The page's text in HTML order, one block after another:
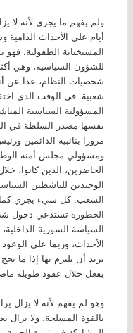
ولم يفهم ما يجري لأنه لا
أيام على الأحداث الدامية
المستخباية الطفولية.
للشؤون السياسية، وهي
شخصيات النظام، عدا عن
شعبية. في الوقت الذي
المسؤولية السياسية
نفسها مصدر السلطة في
مرورا بنائبيه الدائمين
ومسؤولي مجلس أمنه
الحاضرين، الذين كانوا،
الوحيدين للناشطين
الشعب. كل شيء يجري كما
الخطورة تستدعي دخول
السياسة السورية
الأحداث، وربما على
يريد أن يلتزم بها إذا ما
يفعل خلال عقود طويلة
وهو لم يفهم لأنه لا يزال
بالقوة المسلحة، ولا يزال